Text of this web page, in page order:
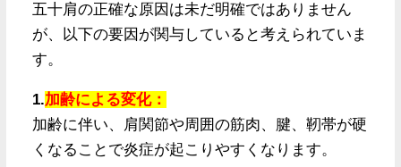
五十肩の正確な原因は未だ明確ではありません
が、以下の要因が関与していると考えられていま
す。
1.加齢による変化：
加齢に伴い、肩関節や周囲の筋肉、腱、靭帯が硬
くなることで炎症が起こりやすくなります。